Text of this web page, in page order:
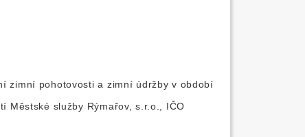
zimní pohotovosti a zimní údržby v období
Městské služby Rýmařov, s.r.o., IČO